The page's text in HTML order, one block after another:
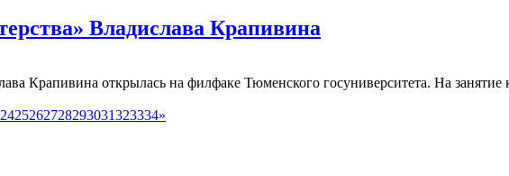
Владислава Крапивина
Крапивина открылась на филфаке Тюменского госуниверситета. На занятие
2425262728293031323334»